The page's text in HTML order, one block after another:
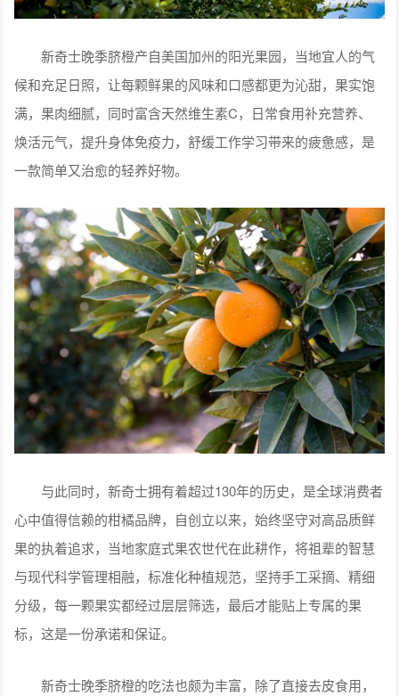
新奇士晚季脐橙产自美国加州的阳光果园，当地宜人的气
候和充足日照，让每颗鲜果的风味和口感都更为沁甜，果实饱
满，果肉细腻，同时富含天然维生素C，日常食用补充营养、
焕活元气，提升身体免疫力，舒缓工作学习带来的疲惫感，是
一款简单又治愈的轻养好物。
与此同时，新奇士拥有着超过130年的历史，是全球消费者
心中值得信赖的柑橘品牌，自创立以来，始终坚守对高品质鲜
果的执着追求，当地家庭式果农世代在此耕作，将祖辈的智慧
与现代科学管理相融，标准化种植规范，坚持手工采摘、精细
分级，每一颗果实都经过层层筛选，最后才能贴上专属的果
标，这是一份承诺和保证。
新奇士晚季脐橙的吃法也颇为丰富，除了直接去皮食用，